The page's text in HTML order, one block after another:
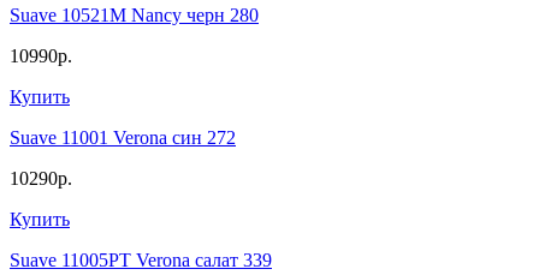
Suave 10521M Nancy черн 280
10990р.
Купить
Suave 11001 Verona син 272
10290р.
Купить
Suave 11005PT Verona салат 339